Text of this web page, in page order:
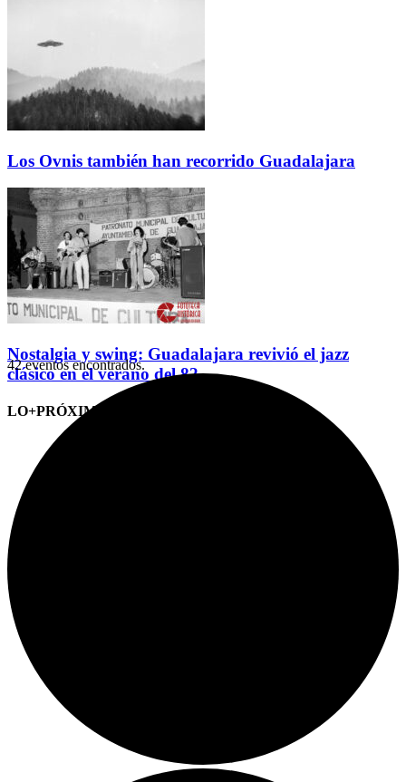
Los Ovnis también han recorrido Guadalajara
Nostalgia y swing: Guadalajara revivió el jazz
clásico en el verano del 82
LO+PRÓXIMO (CITAS)
42 eventos encontrados.